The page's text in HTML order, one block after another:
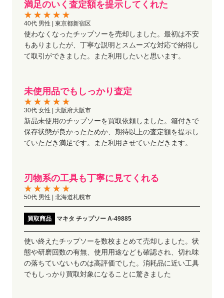
満足のいく査定額を提示してくれた
40代 男性 | 東京都新宿区
使わなくなったチップソーを売却しました。最初は不安
もありましたが、丁寧な説明とスムーズな対応で納得し
て取引ができました。また利用したいと思います。
未使用品でもしっかり査定
30代 女性 | 大阪府大阪市
新品未使用のチップソーを買取依頼しました。箱付きで
保存状態が良かったためか、期待以上の査定額を提示し
ていただき満足です。また利用させていただきます。
刃物系の工具も丁寧に見てくれる
50代 男性 | 北海道札幌市
買取商品 マキタ チップソー A-49885
使い終えたチップソーを数枚まとめて売却しました。状
態や研磨回数の有無、使用用途なども確認され、切れ味
の落ちていないものは高評価でした。消耗品に近い工具
でもしっかり買取対象になることに驚きました